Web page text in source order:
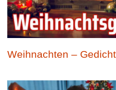
Weihnachten –